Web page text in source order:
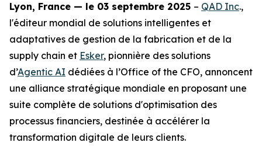
Lyon, France — le 03 septembre 2025 – QAD Inc.,
l'éditeur mondial de solutions intelligentes et
adaptatives de gestion de la fabrication et de la
supply chain et Esker, pionnière des solutions
d’Agentic AI dédiées à l’Office of the CFO, annoncent
une alliance stratégique mondiale en proposant une
suite complète de solutions d'optimisation des
processus financiers, destinée à accélérer la
transformation digitale de leurs clients.